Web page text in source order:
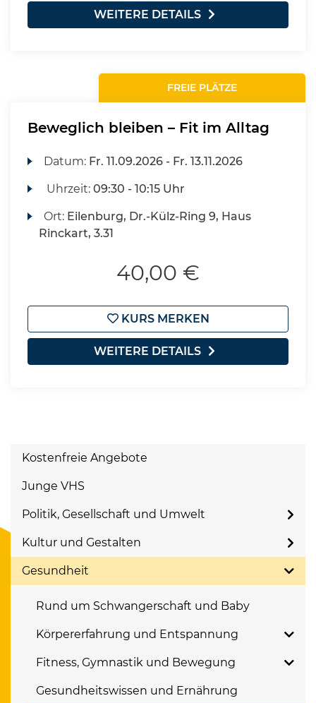
WEITERE DETAILS
FREIE PLÄTZE
Beweglich bleiben – Fit im Alltag
Datum: Fr. 11.09.2026 - Fr. 13.11.2026
Uhrzeit:09:30 - 10:15 Uhr
Ort: Eilenburg, Dr.-Külz-Ring 9, Haus
Rinckart, 3.31
40,00 €
KURS MERKEN
WEITERE DETAILS
Kostenfreie Angebote
Junge VHS
Politik, Gesellschaft und Umwelt
Kultur und Gestalten
Gesundheit
Rund um Schwangerschaft und Baby
Körpererfahrung und Entspannung
Fitness, Gymnastik und Bewegung
Gesundheitswissen und Ernährung